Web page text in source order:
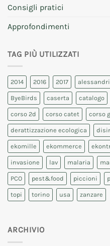
Consigli pratici
Approfondimenti
TAG PIÙ UTILIZZATI
2014 2016 2017
ByeBirds caserta catalogo
corso 2d corso catet corso
derattizzazione ecologica
ekomille ekommerce
invasione lav malaria
PCO pest&food piccioni
topi torino usa zanzare
ARCHIVIO